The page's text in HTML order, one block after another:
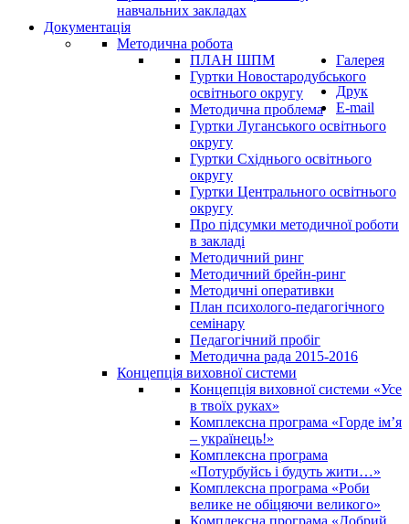
навчальних закладах
Документація
Методична робота
ПЛАН ШПМ
Гуртки Новостародубського
освітнього округу
Методична проблема
Гуртки Луганського освітнього
округу
Гуртки Східнього освітнього
округу
Гуртки Центрального освітнього
округу
Про підсумки методичної роботи
в закладі
Методичний ринг
Методичний брейн-ринг
Методичні оперативки
План психолого-педагогічного
семінару
Педагогічний пробіг
Методична рада 2015-2016
Концепція виховної системи
Концепція виховної системи «Усе
в твоїх руках»
Комплексна програма «Горде ім’я
– українець!»
Комплексна програма
«Потурбуйсь і будуть жити…»
Комплексна програма «Роби
велике не обіцяючи великого»
Комплексна програма «Добрий
Галерея
Друк
E-mail